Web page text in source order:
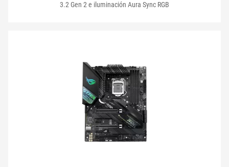
3.2 Gen 2 e iluminación Aura Sync RGB